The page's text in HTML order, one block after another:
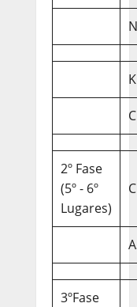
2º Fase
(5º - 6º
Lugares)
3ºFase